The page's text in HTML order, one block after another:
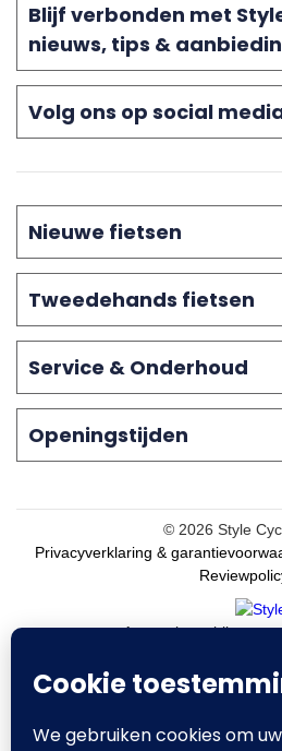
Blijf verbonden met
nieuws, tips &
Volg ons op social
Nieuwe fietsen
Tweedehands fietsen
Service & Onderhoud
Openingstijden
© 2026 Style
Privacyverklaring &
Aangesloten bij